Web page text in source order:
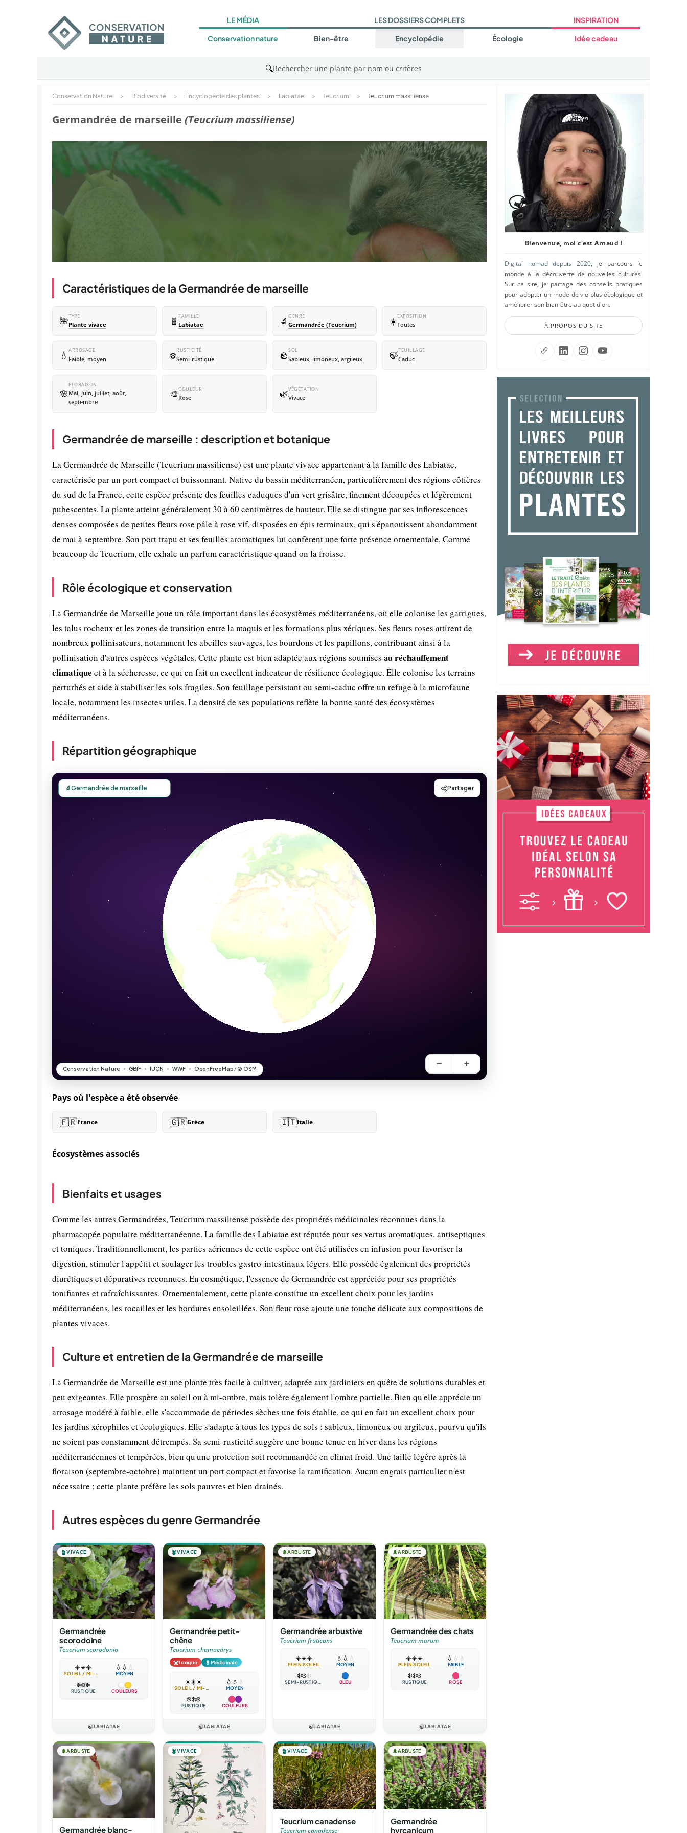
LE MÉDIA
Conservation nature
LES DOSSIERS COMPLETS
Bien-être Encyclopédie Écologie
INSPIRATION
Idée cadeau
🔍Rechercher une plante par nom ou critères
Conservation Nature > Biodiversité > Encyclopédie des plantes > Labiatae > Teucrium > Teucrium massiliense
Germandrée de marseille (Teucrium massiliense)
Caractéristiques de la Germandrée de marseille
🌺TYPE
Plante vivace 🧬 FAMILLE
Labiatae 🔬 GENRE
Germandrée (Teucrium) ☀️EXPOSITION
Toutes
💧 ARROSAGE
Faible, moyen ❄️RUSTICITÉ
Semi-rustique 🪨SOL
Sableux, limoneux, argileux 🍃FEUILLAGE
Caduc
🌸
FLORAISON
Mai, juin, juillet, août,
septembre
🎨COULEUR
Rose 🌿VÉGÉTATION
Vivace
Germandrée de marseille : description et botanique
La Germandrée de Marseille (Teucrium massiliense) est une plante vivace appartenant à la famille des Labiatae,
caractérisée par un port compact et buissonnant. Native du bassin méditerranéen, particulièrement des régions côtières
du sud de la France, cette espèce présente des feuilles caduques d'un vert grisâtre, finement découpées et légèrement
pubescentes. La plante atteint généralement 30 à 60 centimètres de hauteur. Elle se distingue par ses inflorescences
denses composées de petites fleurs rose pâle à rose vif, disposées en épis terminaux, qui s'épanouissent abondamment
de mai à septembre. Son port trapu et ses feuilles aromatiques lui confèrent une forte présence ornementale. Comme
beaucoup de Teucrium, elle exhale un parfum caractéristique quand on la froisse.
Rôle écologique et conservation
La Germandrée de Marseille joue un rôle important dans les écosystèmes méditerranéens, où elle colonise les garrigues,
les talus rocheux et les zones de transition entre la maquis et les formations plus xériques. Ses fleurs roses attirent de
nombreux pollinisateurs, notamment les abeilles sauvages, les bourdons et les papillons, contribuant ainsi à la
pollinisation d'autres espèces végétales. Cette plante est bien adaptée aux régions soumises au réchauffement
climatique et à la sécheresse, ce qui en fait un excellent indicateur de résilience écologique. Elle colonise les terrains
perturbés et aide à stabiliser les sols fragiles. Son feuillage persistant ou semi-caduc offre un refuge à la microfaune
locale, notamment les insectes utiles. La densité de ses populations reflète la bonne santé des écosystèmes
méditerranéens.
Répartition géographique
Pays où l'espèce a été observée
🇫🇷France 🇬🇷Grèce 🇮🇹Italie
Écosystèmes associés
Bienfaits et usages
Comme les autres Germandrées, Teucrium massiliense possède des propriétés médicinales reconnues dans la
pharmacopée populaire méditerranéenne. La famille des Labiatae est réputée pour ses vertus aromatiques, antiseptiques
et toniques. Traditionnellement, les parties aériennes de cette espèce ont été utilisées en infusion pour favoriser la
digestion, stimuler l'appétit et soulager les troubles gastro-intestinaux légers. Elle possède également des propriétés
diurétiques et dépuratives reconnues. En cosmétique, l'essence de Germandrée est appréciée pour ses propriétés
tonifiantes et rafraîchissantes. Ornementalement, cette plante constitue un excellent choix pour les jardins
méditerranéens, les rocailles et les bordures ensoleillées. Son fleur rose ajoute une touche délicate aux compositions de
plantes vivaces.
Culture et entretien de la Germandrée de marseille
La Germandrée de Marseille est une plante très facile à cultiver, adaptée aux jardiniers en quête de solutions durables et
peu exigeantes. Elle prospère au soleil ou à mi-ombre, mais tolère également l'ombre partielle. Bien qu'elle apprécie un
arrosage modéré à faible, elle s'accommode de périodes sèches une fois établie, ce qui en fait un excellent choix pour
les jardins xérophiles et écologiques. Elle s'adapte à tous les types de sols : sableux, limoneux ou argileux, pourvu qu'ils
ne soient pas constamment détrempés. Sa semi-rusticité suggère une bonne tenue en hiver dans les régions
méditerranéennes et tempérées, bien qu'une protection soit recommandée en climat froid. Une taille légère après la
floraison (septembre-octobre) maintient un port compact et favorise la ramification. Aucun engrais particulier n'est
nécessaire ; cette plante préfère les sols pauvres et bien drainés.
Autres espèces du genre Germandrée
🪴VIVACE
Germandrée
scorodoine
Teucrium scorodonia
☀️☀️☀️
SOLEIL / MI-OMBRE
💧 💧 💧
MOYEN
❄️❄️❄️
RUSTIQUE COULEURS
🍃LABIATAE
🪴VIVACE
Germandrée petit-
chêne
Teucrium chamaedrys
☠️Toxique 💊Médicinale
☀️☀️☀️
SOLEIL / MI-OMBRE
💧 💧 💧
MOYEN
❄️❄️❄️
RUSTIQUE COULEURS
🍃LABIATAE
🌲ARBUSTE
Germandrée arbustive
Teucrium fruticans
☀️☀️☀️
PLEIN SOLEIL
💧 💧 💧
MOYEN
❄️❄️❄️
SEMI-RUSTIQUE BLEU
🍃LABIATAE
🌲ARBUSTE
Germandrée des chats
Teucrium marum
☀️☀️☀️
PLEIN SOLEIL
💧 💧 💧
FAIBLE
❄️❄️❄️
RUSTIQUE ROSE
🍃LABIATAE
🌲ARBUSTE
Germandrée blanc-
🪴VIVACE 🪴VIVACE
Teucrium canadense
Teucrium canadense
🌲ARBUSTE
Germandrée
hyrcanicum
Bienvenue, moi c'est Arnaud !
Digital nomad depuis 2020, je parcours le
monde à la découverte de nouvelles cultures.
Sur ce site, je partage des conseils pratiques
pour adopter un mode de vie plus écologique et
améliorer son bien-être au quotidien.
À PROPOS DU SITE